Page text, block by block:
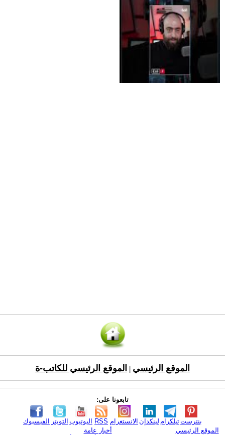
الموقع الرئيسي الموقع الرئيسي للكاتب-ة
تابعونا على:
الفيسبوك التويتر اليوتيوب RSS الانستغرام لينكدإن تيلكرامبنترست
الموقع الرئيسي
أخبار عامة